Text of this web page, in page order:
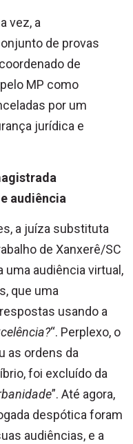
vez, a
de provas
de
MP como
por um
jurídica e
audiência
a juíza substituta
de Xanxerê/SC
audiência virtual,
que uma
usando a
“. Perplexo, o
as ordens da
foi excluído da
”. Até agora,
despótica foram
audiências, e a